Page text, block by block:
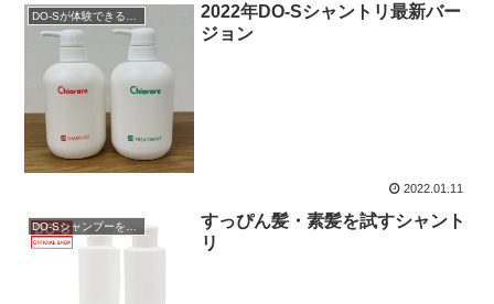
2022年DO-Sシャントリ最新バー
ジョン
2022.01.11
すっぴん髪・素髪を試すシャント
リ